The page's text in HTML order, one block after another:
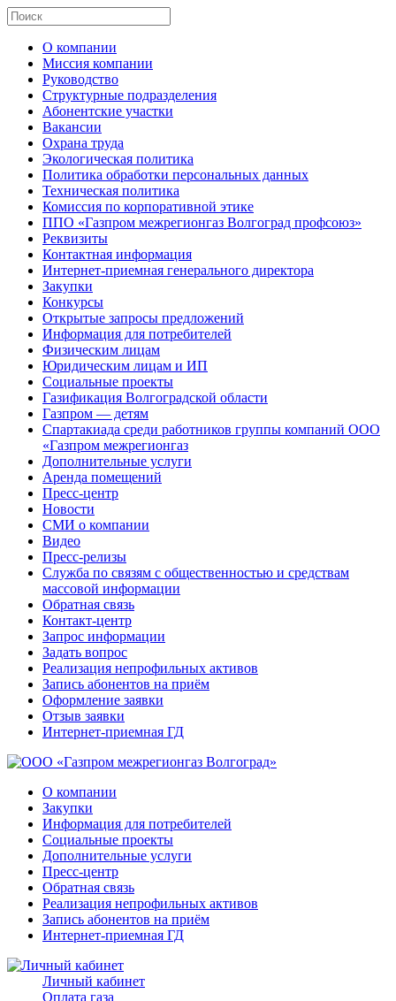
О компании
Миссия компании
Руководство
Структурные подразделения
Абонентские участки
Вакансии
Охрана труда
Экологическая политика
Политика обработки персональных данных
Техническая политика
Комиссия по корпоративной этике
ППО «Газпром межрегионгаз Волгоград профсоюз»
Реквизиты
Контактная информация
Интернет-приемная генерального директора
Закупки
Конкурсы
Открытые запросы предложений
Информация для потребителей
Физическим лицам
Юридическим лицам и ИП
Социальные проекты
Газификация Волгоградской области
Газпром — детям
Спартакиада среди работников группы компаний ООО
«Газпром межрегионгаз
Дополнительные услуги
Аренда помещений
Пресс-центр
Новости
СМИ о компании
Видео
Пресс-релизы
Служба по связям с общественностью и средствам
массовой информации
Обратная связь
Контакт-центр
Запрос информации
Задать вопрос
Реализация непрофильных активов
Запись абонентов на приём
Оформление заявки
Отзыв заявки
Интернет-приемная ГД
О компании
Закупки
Информация для потребителей
Социальные проекты
Дополнительные услуги
Пресс-центр
Обратная связь
Реализация непрофильных активов
Запись абонентов на приём
Интернет-приемная ГД
Личный кабинет
Оплата газа